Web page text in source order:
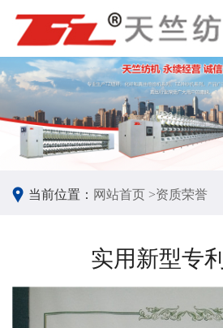
当前位置： 网站首页 >资质荣誉
实用新型专